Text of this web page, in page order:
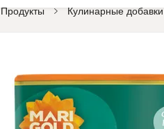
Продукты Кулинарные добавки